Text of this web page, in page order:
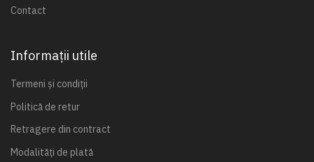
Contact
Informații utile
Termeni și condiții
Politică de retur
Retragere din contract
Modalități de plată